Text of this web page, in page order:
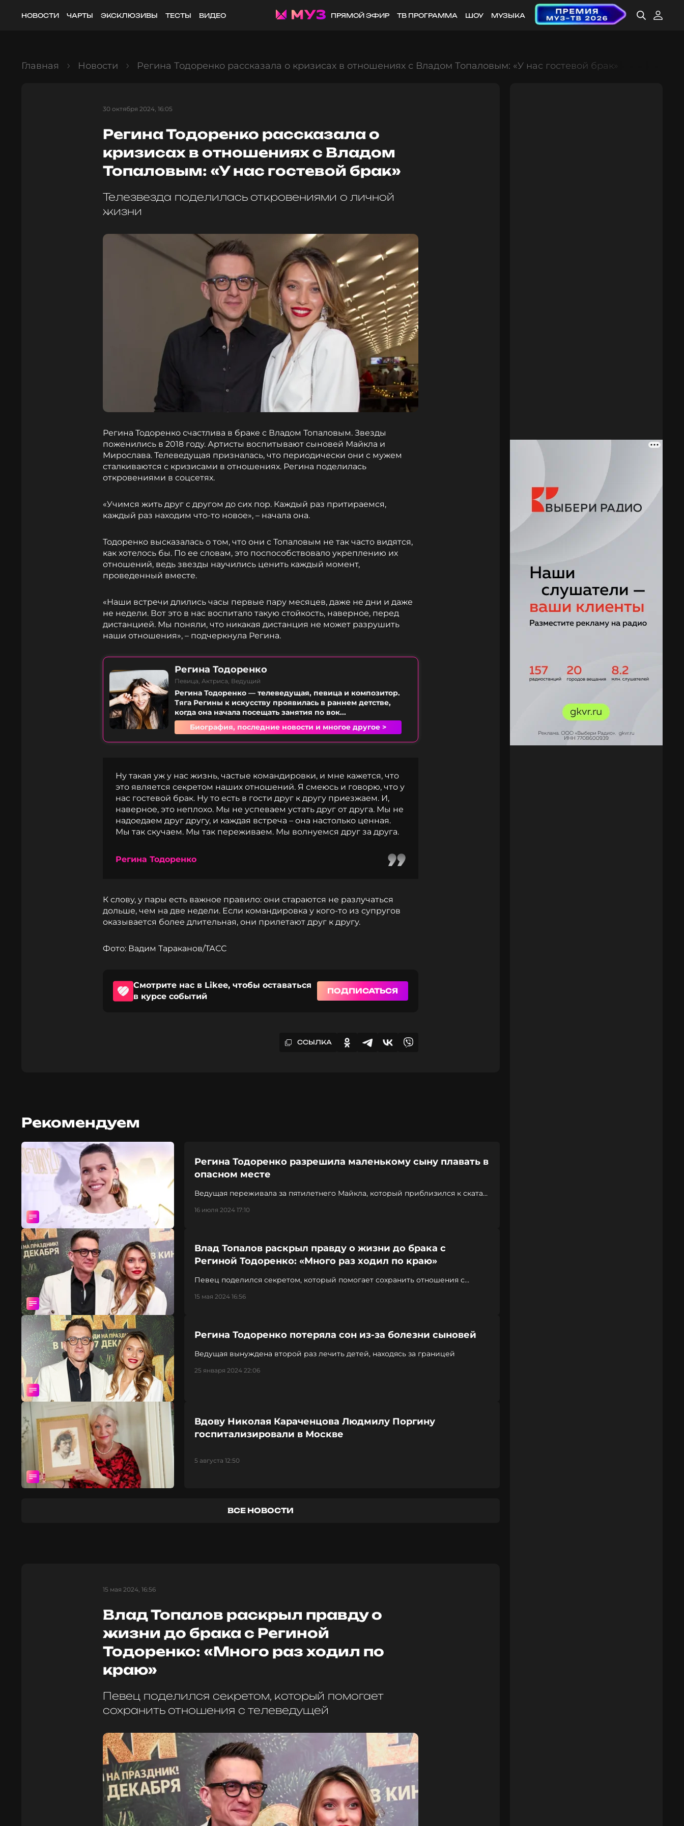
НОВОСТИ ЧАРТЫ ЭКСКЛЮЗИВЫ ТЕСТЫ ВИДЕО ПРЯМОЙ ЭФИР ТВ ПРОГРАММА ШОУ МУЗЫКА
Главная Новости Регина Тодоренко рассказала о кризисах в отношениях с Владом Топаловым: «У нас гостевой брак»
30 октября 2024, 16:05
Регина Тодоренко рассказала о
кризисах в отношениях с Владом
Топаловым: «У нас гостевой брак»
Телезвезда поделилась откровениями о личной
жизни
Регина Тодоренко счастлива в браке с Владом Топаловым. Звезды
поженились в 2018 году. Артисты воспитывают сыновей Майкла и
Мирослава. Телеведущая призналась, что периодически они с мужем
сталкиваются с кризисами в отношениях. Регина поделилась
откровениями в соцсетях.
«Учимся жить друг с другом до сих пор. Каждый раз притираемся,
каждый раз находим что-то новое», – начала она.
Тодоренко высказалась о том, что они с Топаловым не так часто видятся,
как хотелось бы. По ее словам, это поспособствовало укреплению их
отношений, ведь звезды научились ценить каждый момент,
проведенный вместе.
«Наши встречи длились часы первые пару месяцев, даже не дни и даже
не недели. Вот это в нас воспитало такую стойкость, наверное, перед
дистанцией. Мы поняли, что никакая дистанция не может разрушить
наши отношения», – подчеркнула Регина.
Регина Тодоренко
Певица, Актриса, Ведущий
Регина Тодоренко — телеведущая, певица и композитор.
Тяга Регины к искусству проявилась в раннем детстве,
когда она начала посещать занятия по вок...
Биография, последние новости и многое другое >
Ну такая уж у нас жизнь, частые командировки, и мне кажется, что
это является секретом наших отношений. Я смеюсь и говорю, что у
нас гостевой брак. Ну то есть в гости друг к другу приезжаем. И,
наверное, это неплохо. Мы не успеваем устать друг от друга. Мы не
надоедаем друг другу, и каждая встреча – она настолько ценная.
Мы так скучаем. Мы так переживаем. Мы волнуемся друг за друга.
Регина Тодоренко
К слову, у пары есть важное правило: они стараются не разлучаться
дольше, чем на две недели. Если командировка у кого-то из супругов
оказывается более длительная, они прилетают друг к другу.
Фото: Вадим Тараканов/ТАСС
Смотрите нас в Likee, чтобы оставаться
в курсе событий
ПОДПИСАТЬСЯ
ССЫЛКА
Рекомендуем
Регина Тодоренко разрешила маленькому сыну плавать в
опасном месте
Ведущая переживала за пятилетнего Майкла, который приблизился к скатам
16 июля 2024 17:10
Влад Топалов раскрыл правду о жизни до брака с
Региной Тодоренко: «Много раз ходил по краю»
Певец поделился секретом, который помогает сохранить отношения с
15 мая 2024 16:56
Регина Тодоренко потеряла сон из-за болезни сыновей
Ведущая вынуждена второй раз лечить детей, находясь за границей
25 января 2024 22:06
Вдову Николая Караченцова Людмилу Поргину
госпитализировали в Москве
5 августа 12:50
ВСЕ НОВОСТИ
15 мая 2024, 16:56
Влад Топалов раскрыл правду о
жизни до брака с Региной
Тодоренко: «Много раз ходил по
краю»
Певец поделился секретом, который помогает
сохранить отношения с телеведущей